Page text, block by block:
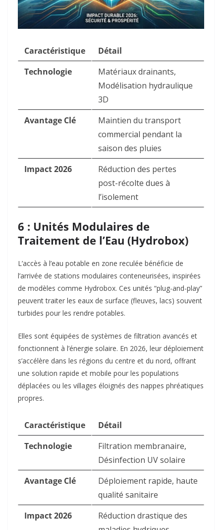
Caractéristique
Détail
Technologie
Matériaux drainants,
Modélisation hydraulique
3D
Avantage Clé
Maintien du transport
commercial pendant la
saison des pluies
Impact 2026
Réduction des pertes
post-récolte dues à
l’isolement
6 : Unités Modulaires de
Traitement de l’Eau (Hydrobox)
L’accès à l’eau potable en zone reculée bénéficie de
l’arrivée de stations modulaires conteneurisées, inspirées
de modèles comme Hydrobox. Ces unités “plug-and-play”
peuvent traiter les eaux de surface (fleuves, lacs) souvent
turbides pour les rendre potables.
Elles sont équipées de systèmes de filtration avancés et
fonctionnent à l’énergie solaire. En 2026, leur déploiement
s’accélère dans les régions du centre et du nord, offrant
une solution rapide et mobile pour les populations
déplacées ou les villages éloignés des nappes phréatiques
propres.
Caractéristique
Détail
Technologie
Filtration membranaire,
Désinfection UV solaire
Avantage Clé
Déploiement rapide, haute
qualité sanitaire
Impact 2026
Réduction drastique des